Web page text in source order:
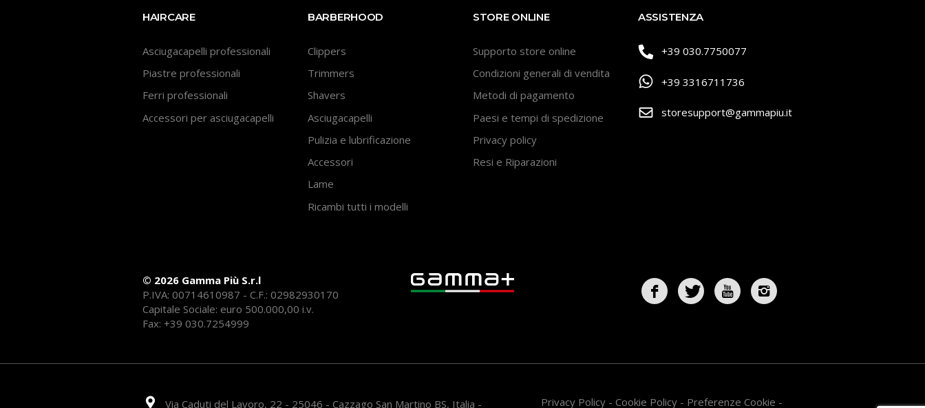
HAIRCARE
Asciugacapelli professionali
Piastre professionali
Ferri professionali
Accessori per asciugacapelli
BARBERHOOD
Clippers
Trimmers
Shavers
Asciugacapelli
Pulizia e lubrificazione
Accessori
Lame
Ricambi tutti i modelli
STORE ONLINE
Supporto store online
Condizioni generali di vendita
Metodi di pagamento
Paesi e tempi di spedizione
Privacy policy
Resi e Riparazioni
ASSISTENZA
+39 030.7750077
+39 3316711736
storesupport@gammapiu.it
© 2026 Gamma Più S.r.l
P.IVA: 00714610987 - C.F.: 02982930170
Capitale Sociale: euro 500.000,00 i.v.
Fax: +39 030.7254999
Via Caduti del Lavoro, 22 - 25046 - Cazzago San Martino BS, Italia - Privacy Policy - Cookie Policy - Preferenze Cookie -